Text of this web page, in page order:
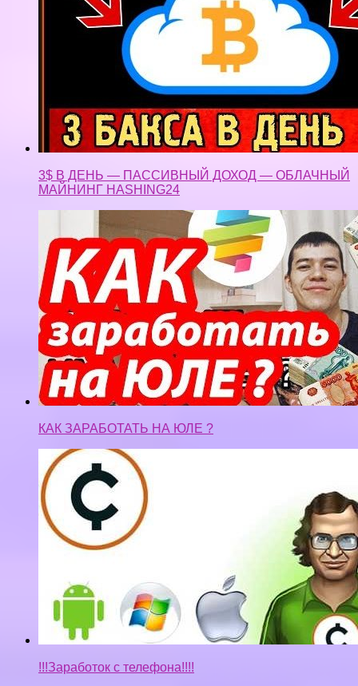
3$ В ДЕНЬ — ПАССИВНЫЙ ДОХОД — ОБЛАЧНЫЙ
МАЙНИНГ HASHING24
КАК ЗАРАБОТАТЬ НА ЮЛЕ ?
!!!Заработок с телефона!!!!